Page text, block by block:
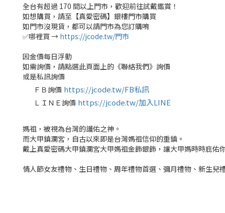
全台有超過 170 間以上門市，歡迎前往試戴鑑賞！
如想購買，請至【真愛密碼】銀樓門市購買
如門市沒現貨，都可以請門市為您訂購唷
✅哪裡買 → https://jcode.tw/門市
因金價每日浮動
如需詢價，請點選此頁面上的《聯絡我們》詢價
或是私訊詢價
ＦＢ詢價 https://jcode.tw/FB私訊
ＬＩＮＥ詢價 https://jcode.tw/加入LINE
媽祖，被視為台灣的護佑之神。
而大甲鎮瀾宮，自古以來即是台灣媽祖信仰的重鎮。
戴上真愛密碼大甲鎮瀾宮大甲媽祖金飾銀飾，讓大甲媽時時庇佑
情人節女友禮物、生日禮物、周年禮物首選、彌月禮物、新生兒